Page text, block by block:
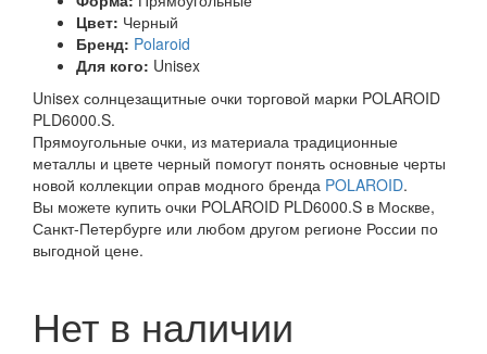
Цвет: Черный
Бренд: Polaroid
Для кого: Unisex
Unisex солнцезащитные очки торговой марки POLAROID
PLD6000.S.
Прямоугольные очки, из материала традиционные
металлы и цвете черный помогут понять основные черты
новой коллекции оправ модного бренда POLAROID.
Вы можете купить очки POLAROID PLD6000.S в Москве,
Санкт-Петербурге или любом другом регионе России по
выгодной цене.
Нет в наличии